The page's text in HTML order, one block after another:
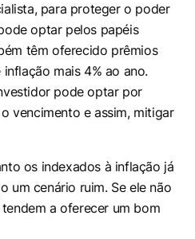
para proteger o poder
optar pelos papéis
têm oferecido prêmios
mais 4% ao ano.
pode optar por
vencimento e assim, mitigar
os indexados à inflação já
um cenário ruim. Se ele não
a oferecer um bom